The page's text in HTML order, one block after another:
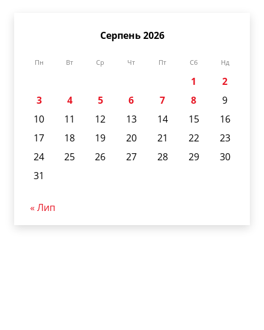
Серпень 2026
Пн Вт Ср Чт Пт Сб Нд
1
2
3
4 5 6 7 8
9
10
11 12 13 14 15
16
17
18 19 20 21 22
23
24
25 26 27 28 29
30
31
« Лип